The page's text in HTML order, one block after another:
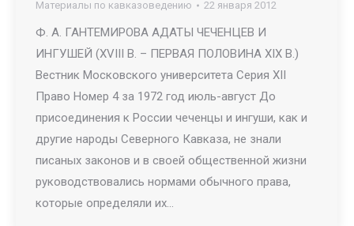
Материалы по кавказоведению 22 января 2012
Ф. А. ГАНТЕМИРОВА АДАТЫ ЧЕЧЕНЦЕВ И
ИНГУШЕЙ (XVIII В. – ПЕРВАЯ ПОЛОВИНА XIX В.)
Вестник Московского университета Серия XII
Право Номер 4 за 1972 год июль-август До
присоединения к России чеченцы и ингуши, как и
другие народы Северного Кавказа, не знали
писаных законов и в своей общественной жизни
руководствовались нормами обычного права,
которые определяли их…